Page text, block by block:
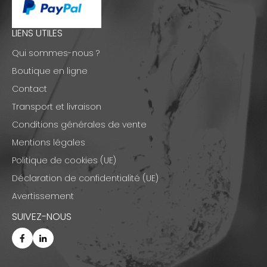
LIENS UTILES
Qui sommes-nous ?
Boutique en ligne
Contact
Transport et livraison
Conditions générales de vente
Mentions légales
Politique de cookies (UE)
Déclaration de confidentialité (UE)
Avertissement
SUIVEZ-NOUS